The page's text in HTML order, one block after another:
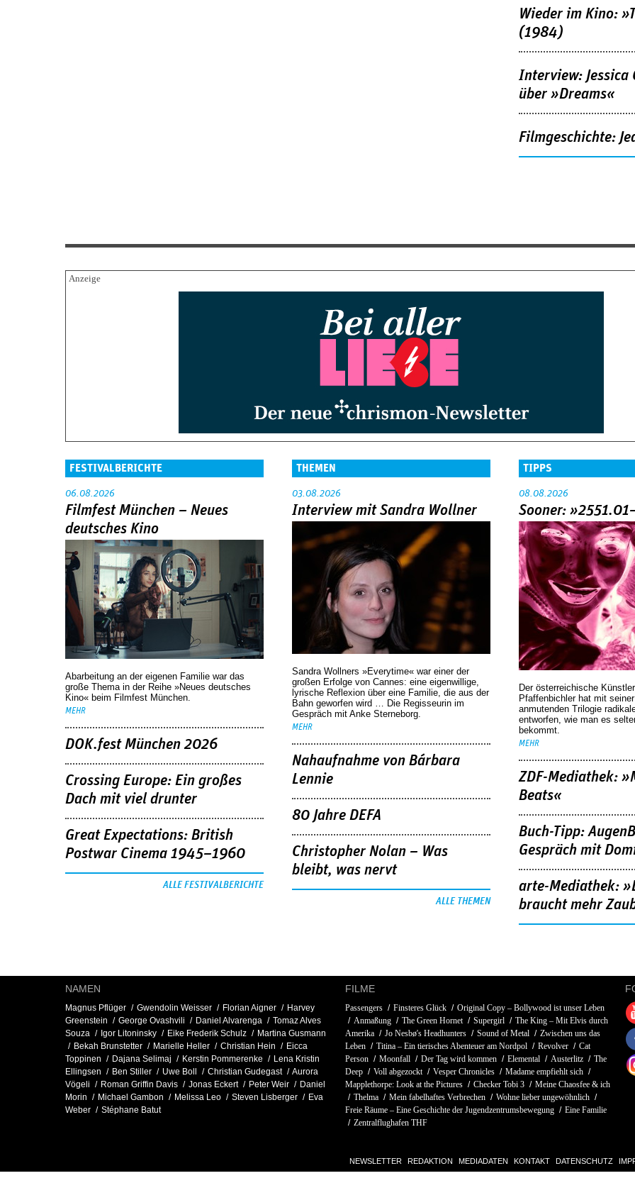
Wieder im Kino:
(1984)
Interview: Jessica
über »Dreams«
Filmgeschichte:
FESTIVALBERICHTE
06.08.2026
Filmfest München – Neues
deutsches Kino
Abarbeitung an der eigenen Familie war das
große Thema in der Reihe »Neues deutsches
Kino« beim Filmfest München.
MEHR
DOK.fest München 2026
Crossing Europe: Ein großes
Dach mit viel drunter
Great Expectations: British
Postwar Cinema 1945–1960
ALLE FESTIVALBERICHTE
THEMEN
03.08.2026
Interview mit Sandra Wollner
Sandra Wollners »Everytime« war einer der
großen Erfolge von Cannes: eine eigenwillige,
lyrische Reflexion über eine ­Familie, die aus der
Bahn geworfen wird … Die Regisseurin im
Gespräch mit Anke Sterneborg.
MEHR
Nahaufnahme von Bárbara
Lennie
80 Jahre DEFA
Christopher Nolan – Was
bleibt, was nervt
ALLE THEMEN
TIPPS
08.08.2026
Sooner:
Der österreichische
Pfaffenbichler hat mit
anmutenden Trilogie
entworfen, wie man es
bekommt.
MEHR
ZDF-Mediathek:
Beats«
Buch-Tipp:
Gespräch mit
arte-Mediathek:
braucht mehr
NAMEN
Magnus Pflüger Gwendolin Weisser Florian Aigner
Harvey
Greenstein
George Ovashvili Daniel Alvarenga
Tomaz Alves
Souza
Igor Litoninsky Eike Frederik Schulz
Martina Gusmann
Bekah Brunstetter
Marielle Heller Christian Hein
Eicca
Toppinen
Dajana Selimaj Kerstin Pommerenke
Lena Kristin
Ellingsen
Ben Stiller Uwe Boll Christian Gudegast
Aurora
Vögeli
Roman Griffin Davis Jonas Eckert Peter Weir
Daniel
Morin
Michael Gambon Melissa Leo Steven Lisberger
Eva
Weber
Stéphane Batut
FILME
Passengers Finsteres Glück
Original Copy – Bollywood ist unser Leben
Anmaßung
The Green Hornet Supergirl
The King – Mit Elvis durch
Amerika
Jo Nesbø's Headhunters Sound of Metal
Zwischen uns das
Leben
Titina – Ein tierisches Abenteuer am Nordpol Revolver
Cat
Person
Moonfall Der Tag wird kommen Elemental Austerlitz
The
Deep
Voll abgezockt Vesper Chronicles
Madame empfiehlt sich
Mapplethorpe: Look at the Pictures
Checker Tobi 3
Meine Chaosfee & ich
Thelma
Mein fabelhaftes Verbrechen
Wohne lieber ungewöhnlich
Freie Räume – Eine Geschichte der Jugendzentrumsbewegung
Eine Familie
Zentralflughafen THF
NEWSLETTER REDAKTION MEDIADATEN KONTAKT DATENSCHUTZ